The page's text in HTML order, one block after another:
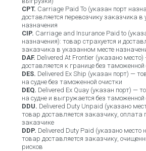
CPT. Carriage Paid To (указан порт
доставляется перевозчику заказчика в
назначения
CIP. Carriage and Insurance Paid to
назначения): товар страхуется и
заказчика в указанном месте
DAF. Delivered At Frontier (указано
доставляется к границе без таможенной
DES. Delivered Ex Ship (указан порт) —
на судне без таможенной очистки
DEQ. Delivered Ex Quay (указан порт) —
на судне и выгружается без таможенной
DDU. Delivered Duty Unpaid (указано
товар доставляется заказчику,
заказчике
DDP. Delivered Duty Paid (указано место
товар доставляется заказчику,
рисков